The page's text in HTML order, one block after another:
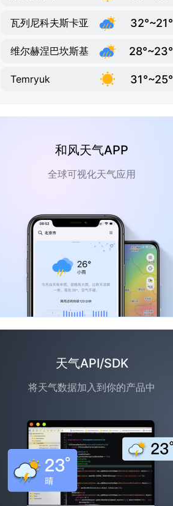
瓦列尼科夫斯卡亚 32°~21°
维尔赫涅巴坎斯基 28°~23°
Temryuk 31°~25°
和风天气APP
全球可视化天气应用
天气API/SDK
将天气数据加入到你的产品中